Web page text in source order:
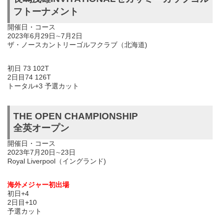
フトーナメント
開催日・コース
2023年6月29日∼7月2日
ザ・ノースカントリーゴルフクラブ（北海道)
初日 73 102T
2日目74 126T
トータル+3 予選カット
THE OPEN CHAMPIONSHIP
全英オープン
開催日・コース
2023年7月20日∼23日
Royal Liverpool（イングランド)
海外メジャー初出場
初日+4
2日目+10
予選カット